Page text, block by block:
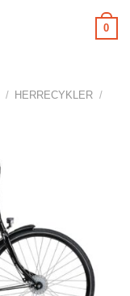
0
/ HERRECYKLER /